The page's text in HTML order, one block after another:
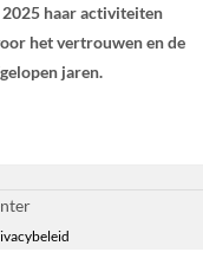
haar activiteiten
het vertrouwen en de
jaren.